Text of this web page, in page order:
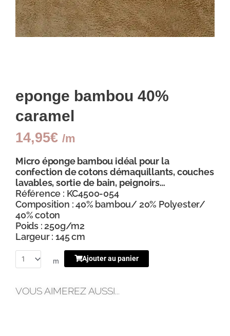
eponge bambou 40%
caramel
14,95€ /m
Micro éponge bambou idéal pour la
confection de cotons démaquillants, couches
lavables, sortie de bain, peignoirs…
Référence : KC4500-054
Composition : 40% bambou/ 20% Polyester/
40% coton
Poids : 250g/m2
Largeur : 145 cm
m Ajouter au panier
VOUS AIMEREZ AUSSI...